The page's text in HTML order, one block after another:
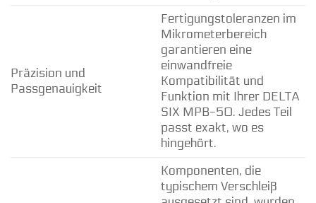
Präzision und
Passgenauigkeit
Fertigungstoleranzen im
Mikrometerbereich
garantieren eine
einwandfreie
Kompatibilität und
Funktion mit Ihrer DELTA
SIX MPB-50. Jedes Teil
passt exakt, wo es
hingehört.
Komponenten, die
typischem Verschleiß